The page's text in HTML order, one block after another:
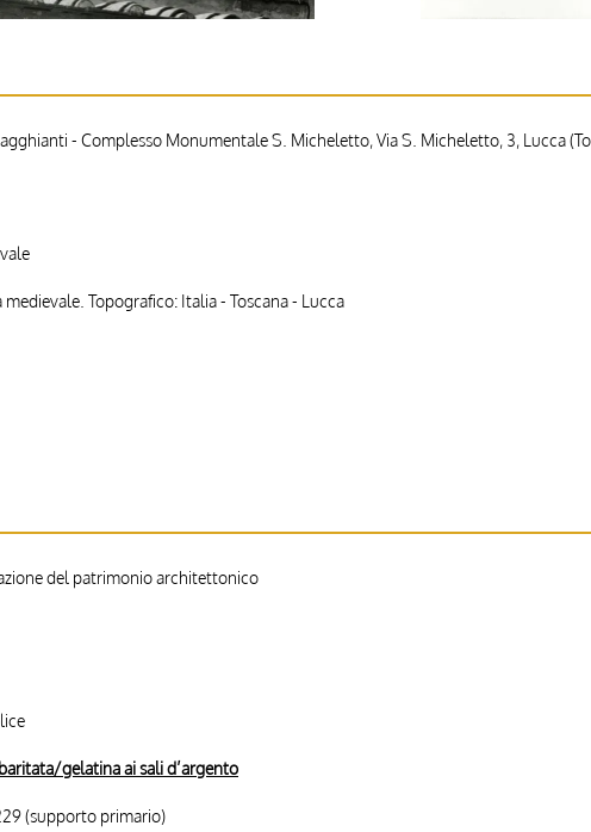
- Complesso Monumentale S. Micheletto, Via S. Micheletto, 3, Lucca
Topografico: Italia - Toscana - Lucca
del patrimonio architettonico
gelatina ai sali d’argento
(supporto primario)